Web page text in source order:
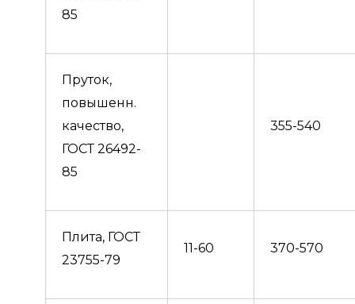
85
Пруток,
повышенн.
качество,
ГОСТ 26492-
85
355-540
Плита, ГОСТ
23755-79
11-60 370-570